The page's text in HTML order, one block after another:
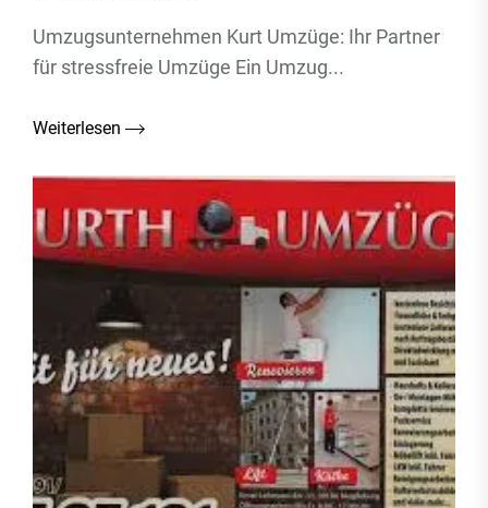
Umzugsunternehmen Kurt Umzüge: Ihr Partner
für stressfreie Umzüge Ein Umzug...
Weiterlesen